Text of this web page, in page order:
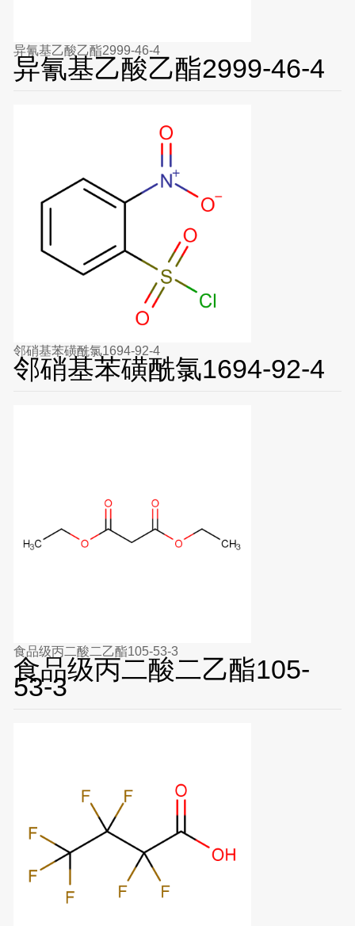
异氰基乙酸乙酯2999-46-4
异氰基乙酸乙酯2999-46-4
邻硝基苯磺酰氯1694-92-4
邻硝基苯磺酰氯1694-92-4
食品级丙二酸二乙酯105-53-3
食品级丙二酸二乙酯105-
53-3